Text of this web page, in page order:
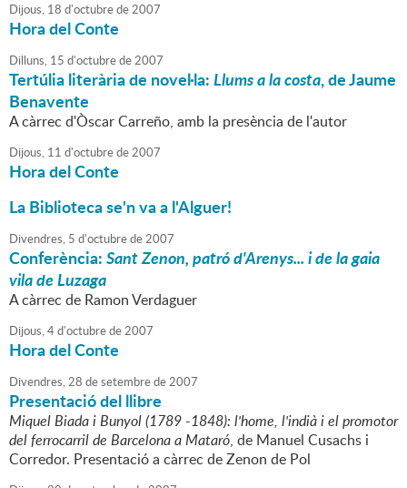
Dijous, 18 d'octubrede2007
Hora del Conte
Dilluns, 15 d'octubrede2007
Tertúlia literària de novel·la:Llums a la costa, de Jaume
Benavente
A càrrec d'Òscar Carreño, amb la presència de l'autor
Dijous, 11 d'octubrede2007
Hora del Conte
La Biblioteca se'n va a l'Alguer!
Divendres, 5 d'octubrede2007
Conferència:Sant Zenon, patró d'Arenys... i de la gaia
vila de Luzaga
A càrrec de Ramon Verdaguer
Dijous,4d'octubrede2007
Hora del Conte
Divendres,28 desetembrede2007
Presentació del llibre
Miquel Biada i Bunyol (1789 -1848): l'home, l'indià i el promotor
del ferrocarril de Barcelona a Mataró, de Manuel Cusachs i
Corredor. Presentació a càrrec de Zenon de Pol